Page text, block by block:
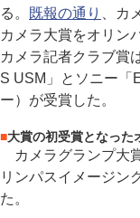
る。
既報の通り
、カ
カメラ大賞をオリン
カメラ記者クラブ賞
S USM」とソニー「
ー）が受賞した。
■大賞の初受賞となった
カメラグランプ大
リンパスイメージン
た。